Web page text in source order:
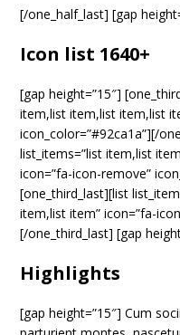
[/one_half_last] [gap
Icon list 1640+
[gap height=”15″]
item,list item,list item,list
icon_color=”#92ca1a”][/
list_items=”list item,list
icon=”fa-icon-remove”
[one_third_last][list
item,list item” icon=”fa-
[/one_third_last] [gap
Highlights
[gap height=”15″] Cum